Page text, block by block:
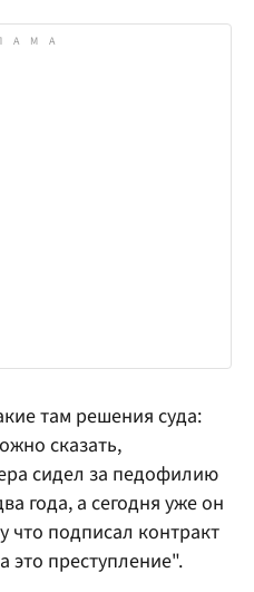
там решения суда:
сказать,
сидел за педофилию
года, а сегодня уже он
что подписал контракт
это преступление".